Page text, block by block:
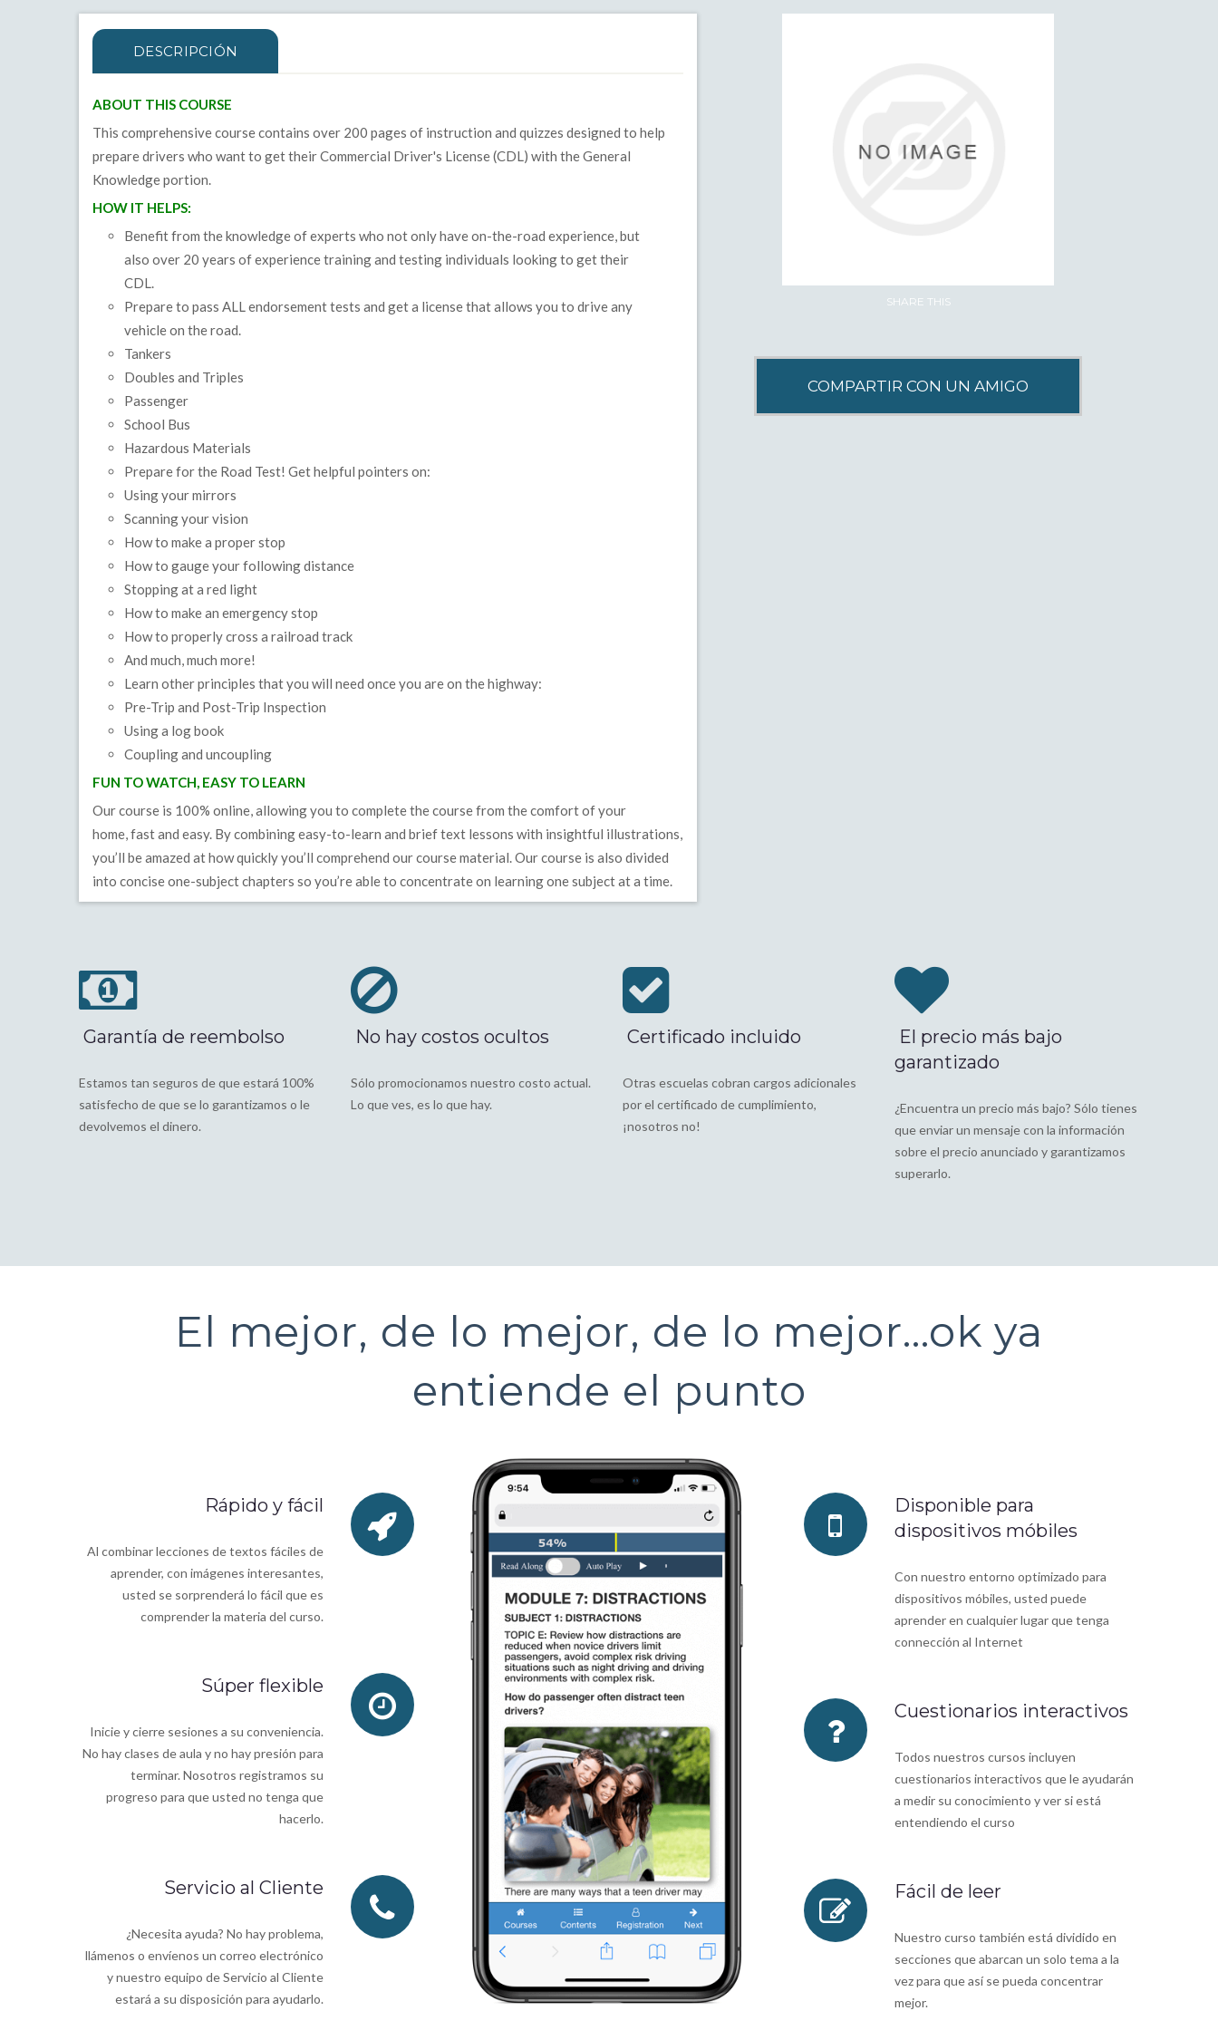
DESCRIPCIÓN
ABOUT THIS COURSE
This comprehensive course contains over 200 pages of instruction and quizzes designed to help
prepare drivers who want to get their Commercial Driver's License (CDL) with the General
Knowledge portion.
HOW IT HELPS:
Benefit from the knowledge of experts who not only have on-the-road experience, but
also over 20 years of experience training and testing individuals looking to get their
CDL.
Prepare to pass ALL endorsement tests and get a license that allows you to drive any
vehicle on the road.
Tankers
Doubles and Triples
Passenger
School Bus
Hazardous Materials
Prepare for the Road Test! Get helpful pointers on:
Using your mirrors
Scanning your vision
How to make a proper stop
How to gauge your following distance
Stopping at a red light
How to make an emergency stop
How to properly cross a railroad track
And much, much more!
Learn other principles that you will need once you are on the highway:
Pre-Trip and Post-Trip Inspection
Using a log book
Coupling and uncoupling
FUN TO WATCH, EASY TO LEARN
Our course is 100% online, allowing you to complete the course from the comfort of your
home, fast and easy. By combining easy-to-learn and brief text lessons with insightful illustrations,
you’ll be amazed at how quickly you’ll comprehend our course material. Our course is also divided
into concise one-subject chapters so you’re able to concentrate on learning one subject at a time.
SHARE THIS
Garantía de reembolso
Estamos tan seguros de que estará 100%
satisfecho de que se lo garantizamos o le
devolvemos el dinero.
No hay costos ocultos
Sólo promocionamos nuestro costo actual.
Lo que ves, es lo que hay.
Certificado incluido
Otras escuelas cobran cargos adicionales
por el certificado de cumplimiento,
¡nosotros no!
El precio más bajo
garantizado
¿Encuentra un precio más bajo? Sólo tienes
que enviar un mensaje con la información
sobre el precio anunciado y garantizamos
superarlo.
El mejor, de lo mejor, de lo mejor…ok ya
entiende el punto
Rápido y fácil
Al combinar lecciones de textos fáciles de
aprender, con imágenes interesantes,
usted se sorprenderá lo fácil que es
comprender la materia del curso.
Súper flexible
Inicie y cierre sesiones a su conveniencia.
No hay clases de aula y no hay presión para
terminar. Nosotros registramos su
progreso para que usted no tenga que
hacerlo.
Servicio al Cliente
¿Necesita ayuda? No hay problema,
llámenos o envíenos un correo electrónico
y nuestro equipo de Servicio al Cliente
estará a su disposición para ayudarlo.
Disponible para
dispositivos móbiles
Con nuestro entorno optimizado para
dispositivos móbiles, usted puede
aprender en cualquier lugar que tenga
connección al Internet
Cuestionarios interactivos
Todos nuestros cursos incluyen
cuestionarios interactivos que le ayudarán
a medir su conocimiento y ver si está
entendiendo el curso
Fácil de leer
Nuestro curso también está dividido en
secciones que abarcan un solo tema a la
vez para que así se pueda concentrar
mejor.